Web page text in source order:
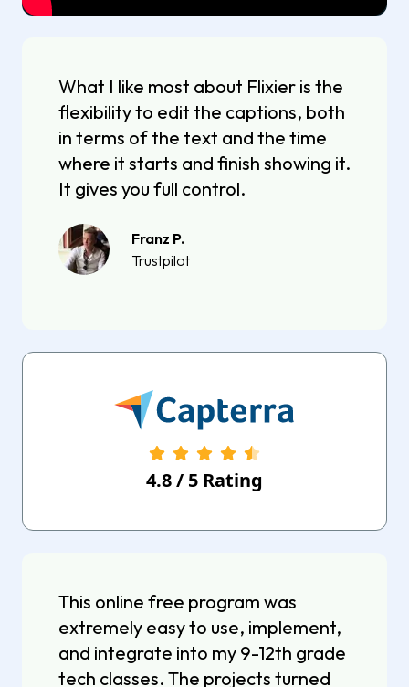
What I like most about Flixier is the
flexibility to edit the captions, both
in terms of the text and the time
where it starts and finish showing it.
It gives you full control.
Franz P.
Trustpilot
4.8/ 5 Rating
This online free program was
extremely easy to use, implement,
and integrate into my 9-12th grade
tech classes. The projects turned